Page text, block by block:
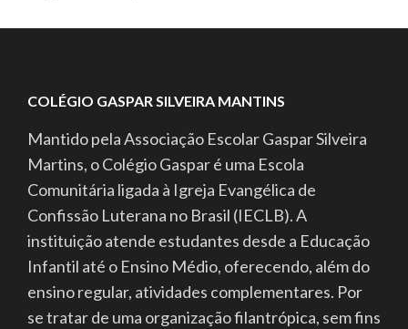
COLÉGIO GASPAR SILVEIRA MANTINS
Mantido pela Associação Escolar Gaspar Silveira
Martins, o Colégio Gaspar é uma Escola
Comunitária ligada à Igreja Evangélica de
Confissão Luterana no Brasil (IECLB). A
instituição atende estudantes desde a Educação
Infantil até o Ensino Médio, oferecendo, além do
ensino regular, atividades complementares. Por
se tratar de uma organização filantrópica, sem fins